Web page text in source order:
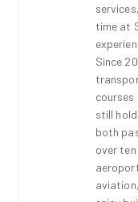
time at
Since
courses
still
both
over ten